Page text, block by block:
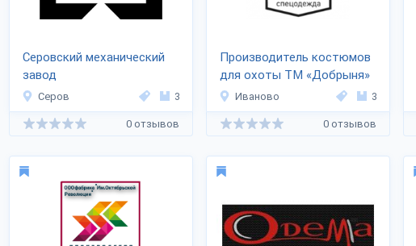
Серовский механический
завод
Серов 3
0 отзывов
Производитель костюмов
для охоты ТМ «Добрыня»
Иваново 3
0 отзывов